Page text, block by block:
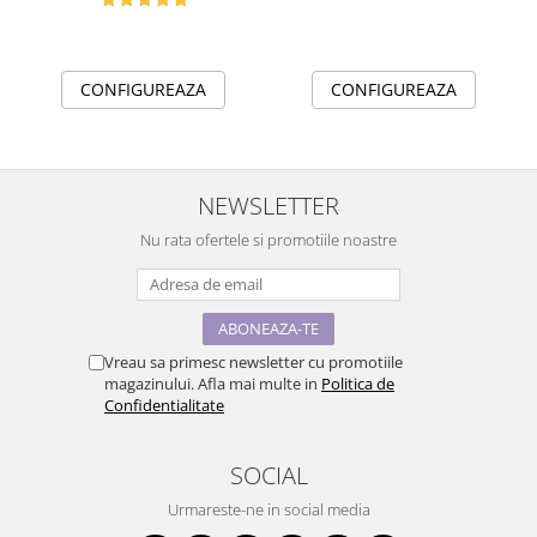
CONFIGUREAZA CONFIGUREAZA
NEWSLETTER
Nu rata ofertele si promotiile noastre
Vreau sa primesc newsletter cu promotiile
magazinului. Afla mai multe in Politica de
Confidentialitate
SOCIAL
Urmareste-ne in social media